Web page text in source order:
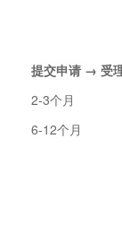
提交申请 → 受
2-3个月
6-12个月